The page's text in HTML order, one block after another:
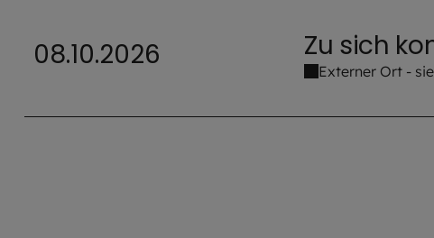
08.10.2026 Zu sich
Externer Ort -